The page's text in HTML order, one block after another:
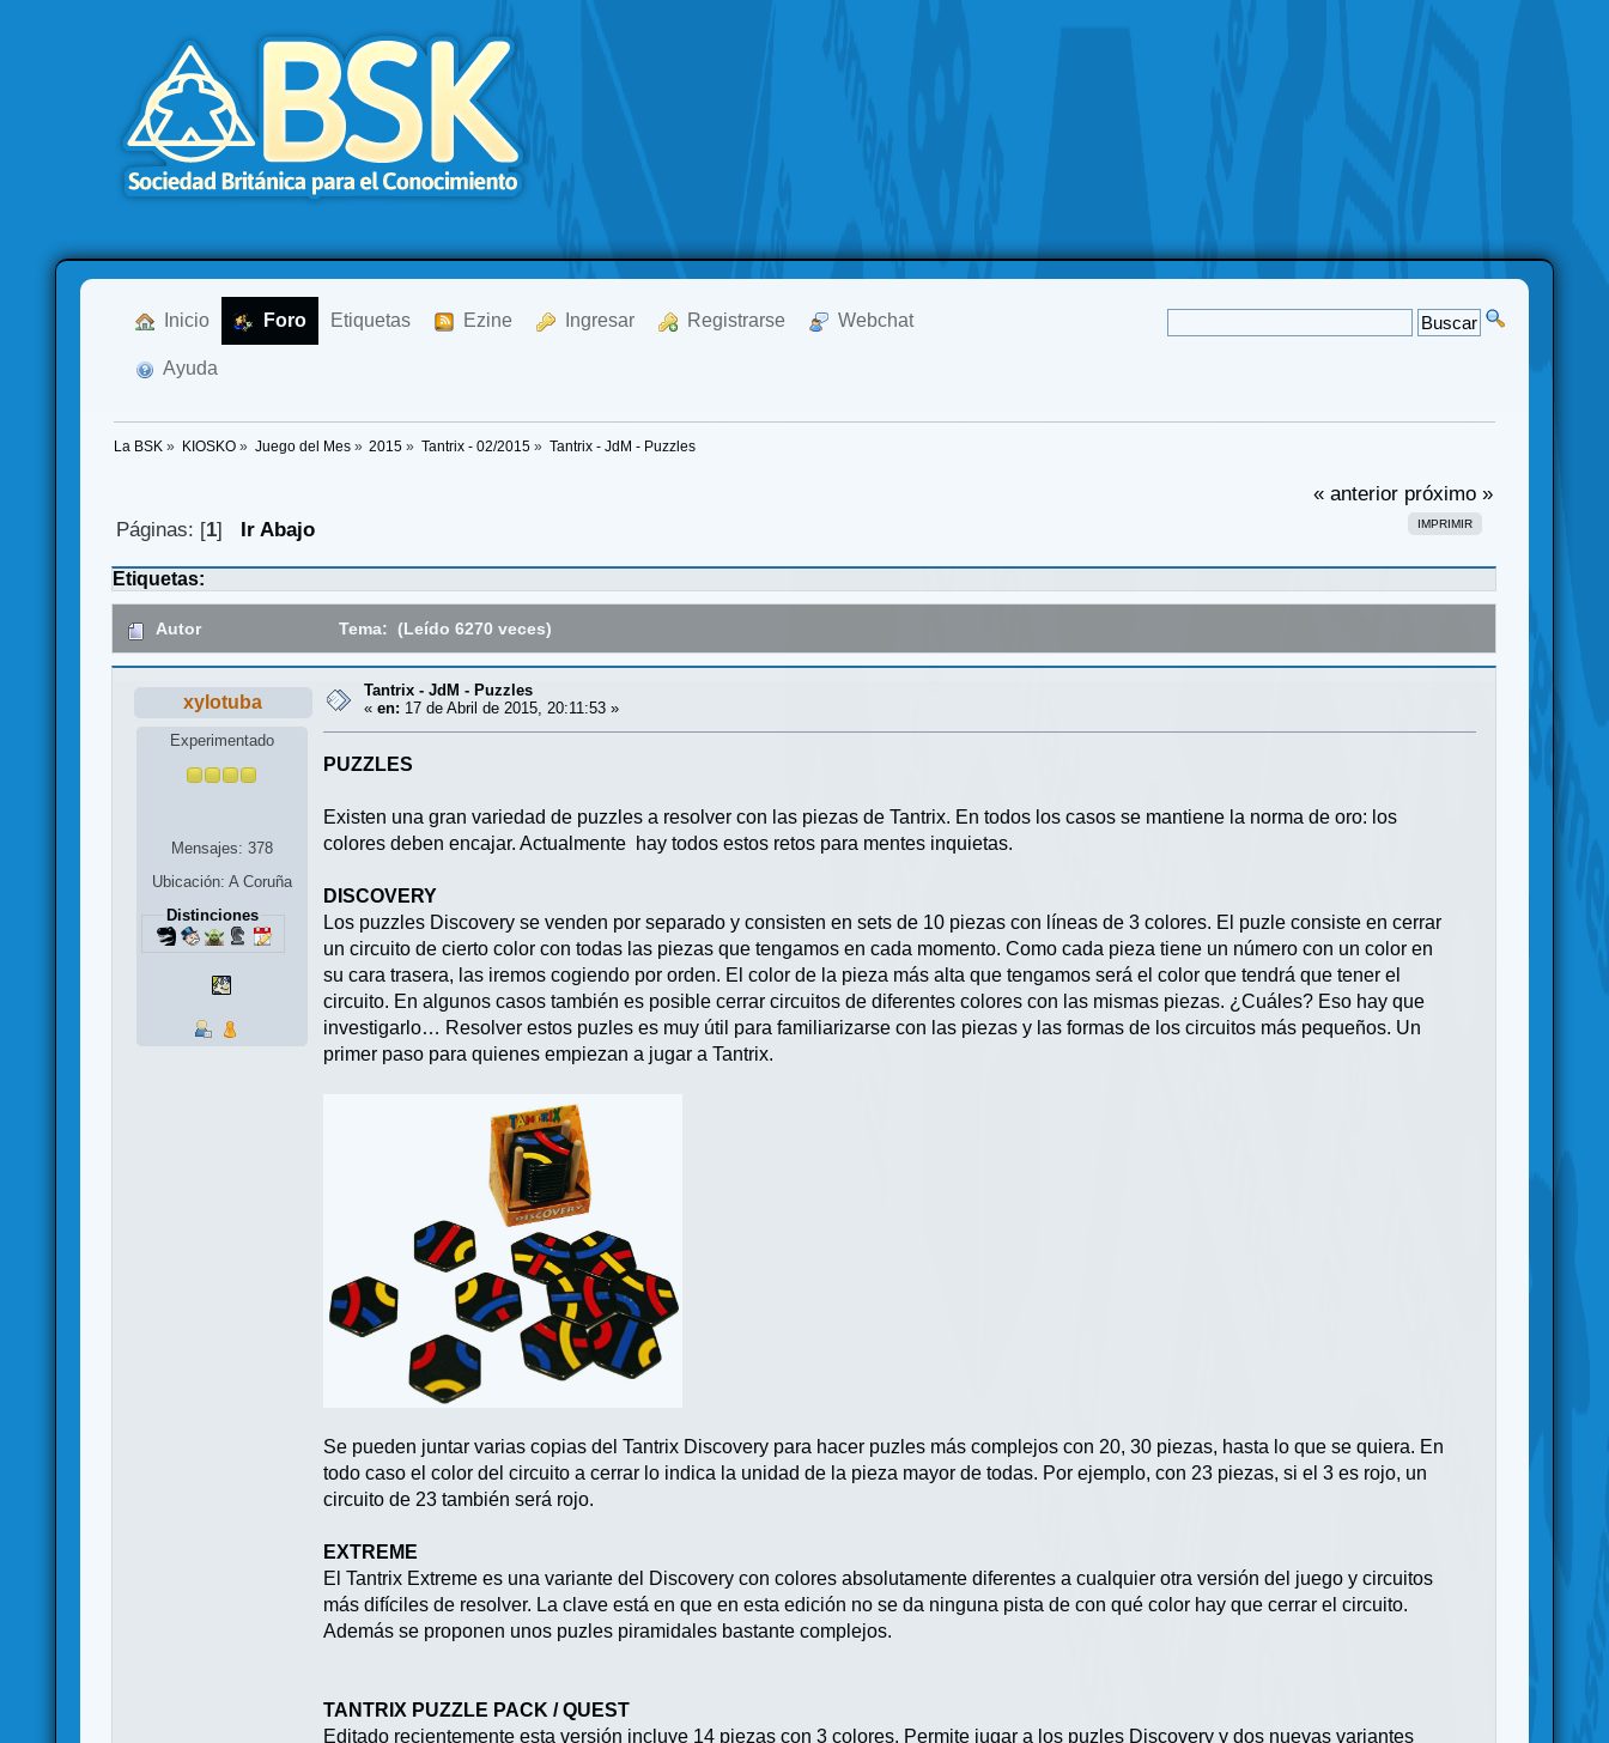
Inicio Foro Etiquetas Ezine Ingresar Registrarse Webchat
Ayuda
La BSK » KIOSKO» Juego del Mes» 2015 » Tantrix - 02/2015 » Tantrix - JdM - Puzzles
« anterior próximo »
IMPRIMIR
Páginas: [1] Ir Abajo
Etiquetas:
Autor Tema: (Leído 6270 veces)
xylotuba
Experimentado
Mensajes: 378
Ubicación: A Coruña
Distinciones
Tantrix - JdM - Puzzles
«en: 17 de Abril de 2015, 20:11:53 »
PUZZLES
Existen una gran variedad de puzzles a resolver con las piezas de Tantrix. En todos los casos se mantiene la norma de oro: los
colores deben encajar. Actualmente hay todos estos retos para mentes inquietas.
DISCOVERY
Los puzzles Discovery se venden por separado y consisten en sets de 10 piezas con líneas de 3 colores. El puzle consiste en cerrar
un circuito de cierto color con todas las piezas que tengamos en cada momento. Como cada pieza tiene un número con un color en
su cara trasera, las iremos cogiendo por orden. El color de la pieza más alta que tengamos será el color que tendrá que tener el
circuito. En algunos casos también es posible cerrar circuitos de diferentes colores con las mismas piezas. ¿Cuáles? Eso hay que
investigarlo… Resolver estos puzles es muy útil para familiarizarse con las piezas y las formas de los circuitos más pequeños. Un
primer paso para quienes empiezan a jugar a Tantrix.
Se pueden juntar varias copias del Tantrix Discovery para hacer puzles más complejos con 20, 30 piezas, hasta lo que se quiera. En
todo caso el color del circuito a cerrar lo indica la unidad de la pieza mayor de todas. Por ejemplo, con 23 piezas, si el 3 es rojo, un
circuito de 23 también será rojo.
EXTREME
El Tantrix Extreme es una variante del Discovery con colores absolutamente diferentes a cualquier otra versión del juego y circuitos
más difíciles de resolver. La clave está en que en esta edición no se da ninguna pista de con qué color hay que cerrar el circuito.
Además se proponen unos puzles piramidales bastante complejos.
TANTRIX PUZZLE PACK / QUEST
Editado recientemente esta versión incluye 14 piezas con 3 colores. Permite jugar a los puzles Discovery y dos nuevas variantes